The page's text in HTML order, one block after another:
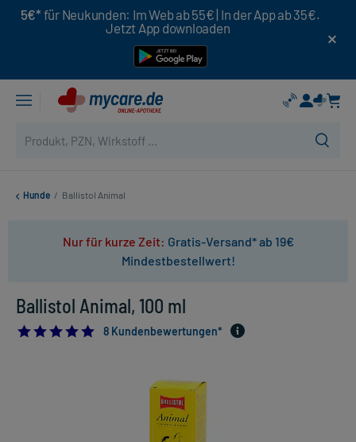
5€* für Neukunden: Im Web ab 55€ | In der App ab 35€.
Jetzt App downloaden
Hunde / Ballistol Animal
Nur für kurze Zeit: Gratis-Versand* ab 19€
Mindestbestellwert!
Ballistol Animal, 100 ml
4.75
8 Kundenbewertungen*